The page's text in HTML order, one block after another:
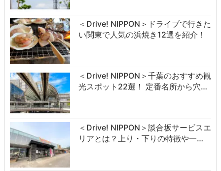
＜Drive! NIPPON＞ドライブで行きた
い関東で人気の浜焼き12選を紹介！
＜Drive! NIPPON＞千葉のおすすめ観
光スポット22選！ 定番名所から穴…
＜Drive! NIPPON＞談合坂サービスエ
リアとは？上り・下りの特徴や一…